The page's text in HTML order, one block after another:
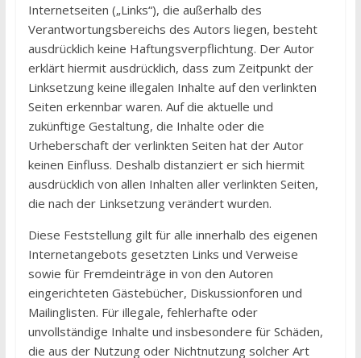
Internetseiten („Links“), die außerhalb des
Verantwortungsbereichs des Autors liegen, besteht
ausdrücklich keine Haftungsverpflichtung. Der Autor
erklärt hiermit ausdrücklich, dass zum Zeitpunkt der
Linksetzung keine illegalen Inhalte auf den verlinkten
Seiten erkennbar waren. Auf die aktuelle und
zukünftige Gestaltung, die Inhalte oder die
Urheberschaft der verlinkten Seiten hat der Autor
keinen Einfluss. Deshalb distanziert er sich hiermit
ausdrücklich von allen Inhalten aller verlinkten Seiten,
die nach der Linksetzung verändert wurden.
Diese Feststellung gilt für alle innerhalb des eigenen
Internetangebots gesetzten Links und Verweise
sowie für Fremdeinträge in von den Autoren
eingerichteten Gästebücher, Diskussionforen und
Mailinglisten. Für illegale, fehlerhafte oder
unvollständige Inhalte und insbesondere für Schäden,
die aus der Nutzung oder Nichtnutzung solcher Art